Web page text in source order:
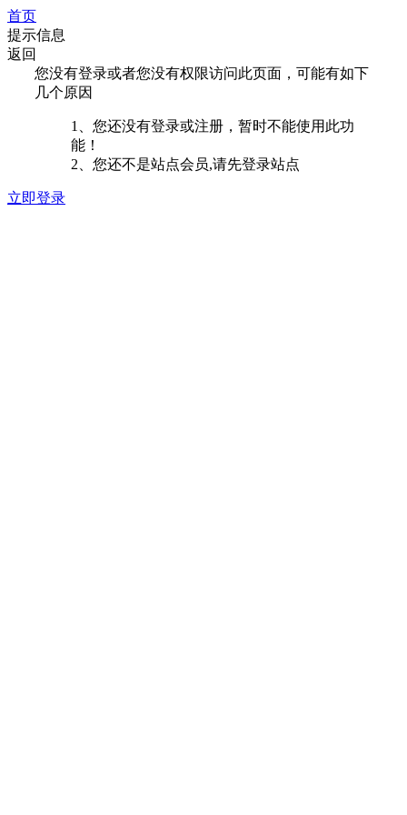
首页
提示信息
返回
您没有登录或者您没有权限访问此页面，可能有如下
几个原因
1、您还没有登录或注册，暂时不能使用此功
能！
2、您还不是站点会员,请先登录站点
立即登录